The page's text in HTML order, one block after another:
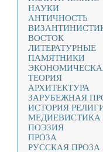
НАУКИ
АНТИЧНОСТЬ
ВОСТОК
ЛИТЕРАТУРНЫЕ
ПАМЯТНИКИ
ТЕОРИЯ
АРХИТЕКТУРА
ЗАРУБЕЖНАЯ
ИСТОРИЯ
МЕДИЕВИСТИКА
ПОЭЗИЯ
ПРОЗА
РУССКАЯ ПРОЗА